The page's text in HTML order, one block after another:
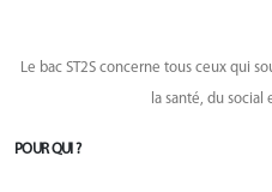
Le bac ST2S concerne tous ceux qui
la santé, du social
POUR QUI ?